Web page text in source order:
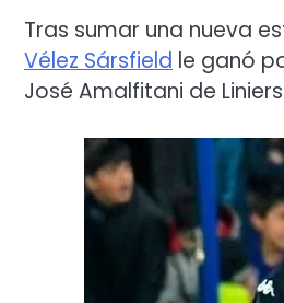
Tras sumar una nueva
Vélez Sársfield le ganó
José Amalfitani de